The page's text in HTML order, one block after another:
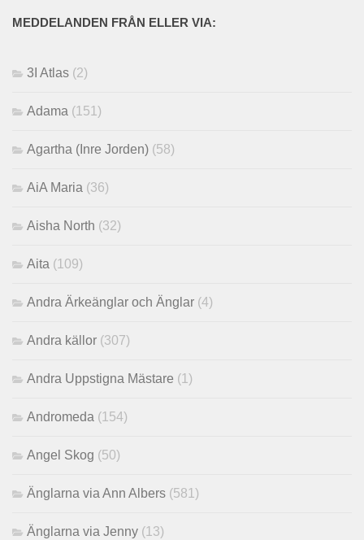
MEDDELANDEN FRÅN ELLER VIA:
3I Atlas (2)
Adama (151)
Agartha (Inre Jorden) (58)
AiA Maria (36)
Aisha North (32)
Aita (109)
Andra Ärkeänglar och Änglar (4)
Andra källor (307)
Andra Uppstigna Mästare (1)
Andromeda (154)
Angel Skog (50)
Änglarna via Ann Albers (581)
Änglarna via Jenny (13)